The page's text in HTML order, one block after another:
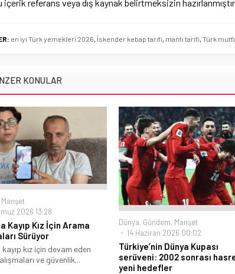
içerik referans veya dış kaynak belirtmeksizin
en iyi Türk yemekleri 2026, İskender kebap tarifi, mantı tarifi, Türk
KONULAR
Manşet
2026 13:28
Kayıp Kız İçin Arama
Sürüyor
kız için devam eden
ve güvenlik...
Dünya, Gündem, Manşet
14 Haziran 2026 00:02
Türkiye’nin Dünya Kupası
serüveni: 2002 sonrası
yeni hedefler